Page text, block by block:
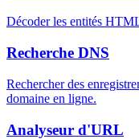
Décoder les entités
Recherche DNS
Rechercher des
domaine en ligne.
Analyseur d'URL